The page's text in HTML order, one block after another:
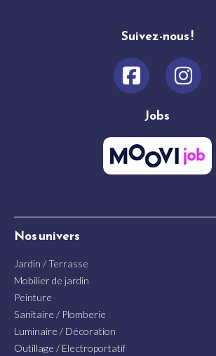
Suivez-nous !
Jobs
Nos univers
Jardin / Terrasse
Mobilier de jardin
Peinture
Sanitaire / Plomberie
Luminaire / Décoration
Outillage / Electroportatif